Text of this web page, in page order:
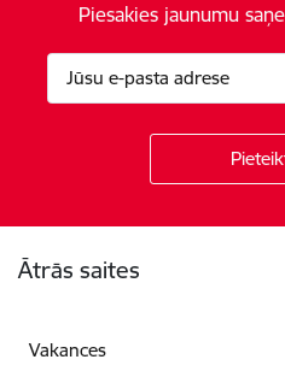
Piesakies jaunumu
Ātrās saites
Vakances